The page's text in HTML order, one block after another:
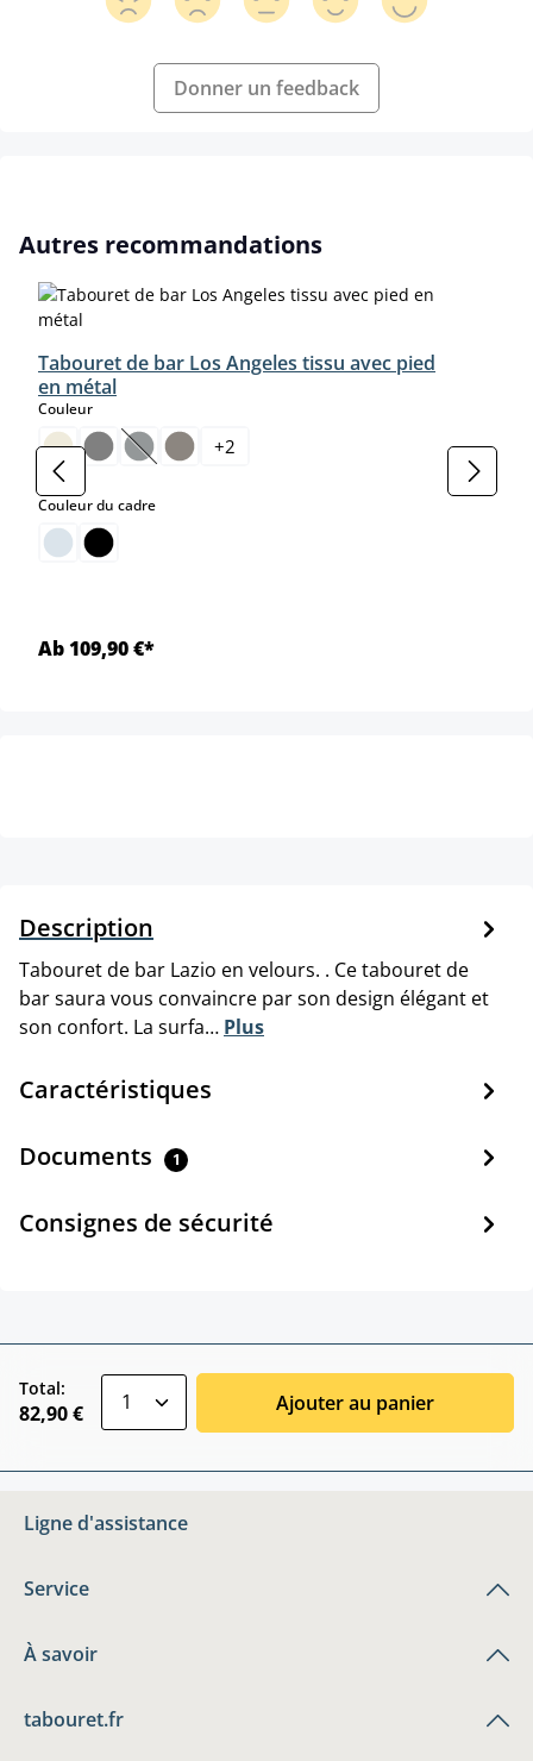
Donner un feedback
Ignorer la galerie de produits
Autres recommandations
Tabouret de bar Los Angeles tissu avec pied
en métal
Couleurselect
(Cette option n'est pas disponible pour le moment.)
+2
Couleur du cadreselect
Ab 109,90 €*
Description
Tabouret de bar Lazio en velours. . Ce tabouret de
bar saura vous convaincre par son design élégant et
son confort. La surfa… Plus
Caractéristiques
Documents 1
Consignes de sécurité
Total:
82,90 € Ajouter au panier
Ligne d'assistance
Service
À savoir
tabouret.fr